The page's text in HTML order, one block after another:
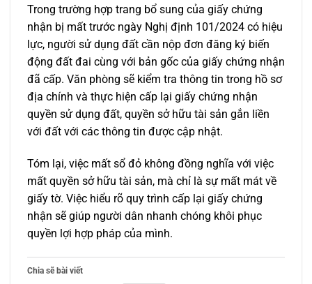
Trong trường hợp trang bổ sung của giấy chứng
nhận bị mất trước ngày Nghị định 101/2024 có hiệu
lực, người sử dụng đất cần nộp đơn đăng ký biến
động đất đai cùng với bản gốc của giấy chứng nhận
đã cấp. Văn phòng sẽ kiểm tra thông tin trong hồ sơ
địa chính và thực hiện cấp lại giấy chứng nhận
quyền sử dụng đất, quyền sở hữu tài sản gắn liền
với đất với các thông tin được cập nhật.
Tóm lại, việc mất sổ đỏ không đồng nghĩa với việc
mất quyền sở hữu tài sản, mà chỉ là sự mất mát về
giấy tờ. Việc hiểu rõ quy trình cấp lại giấy chứng
nhận sẽ giúp người dân nhanh chóng khôi phục
quyền lợi hợp pháp của mình.
Chia sẽ bài viết